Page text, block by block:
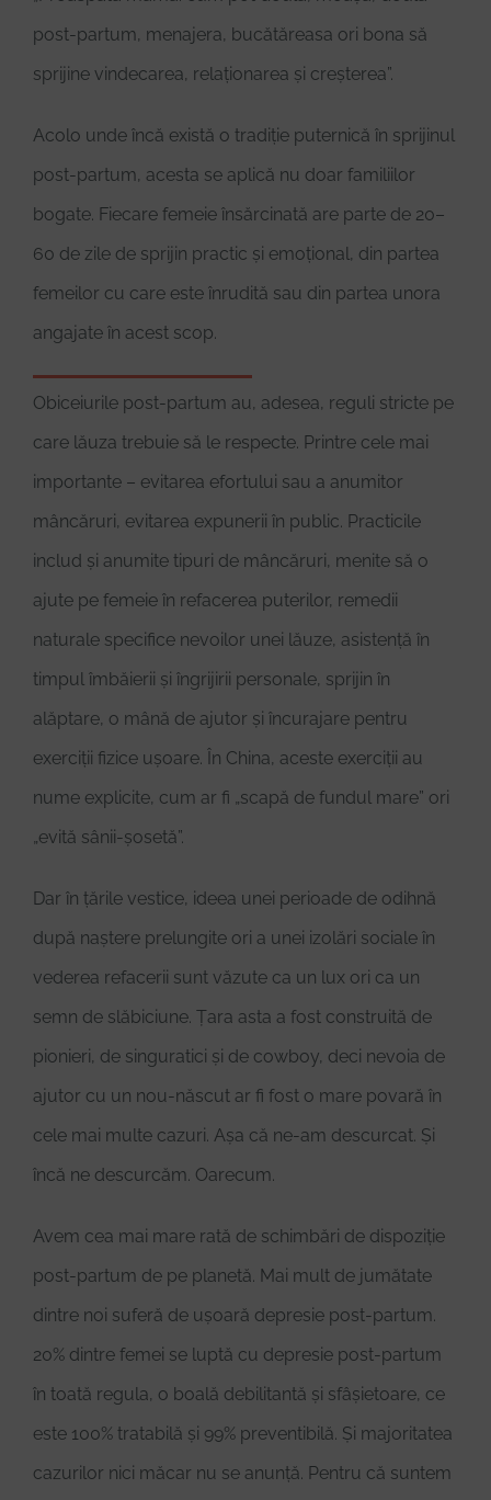
post-partum, menajera, bucătăreasa ori bona să
sprijine vindecarea, relaționarea și creșterea”.
Acolo unde încă există o tradiție puternică în sprijinul
post-partum, acesta se aplică nu doar familiilor
bogate. Fiecare femeie însărcinată are parte de 20–
60 de zile de sprijin practic și emoțional, din partea
femeilor cu care este înrudită sau din partea unora
angajate în acest scop.
Obiceiurile post-partum au, adesea, reguli stricte pe
care lăuza trebuie să le respecte. Printre cele mai
importante – evitarea efortului sau a anumitor
mâncăruri, evitarea expunerii în public. Practicile
includ și anumite tipuri de mâncăruri, menite să o
ajute pe femeie în refacerea puterilor, remedii
naturale specifice nevoilor unei lăuze, asistență în
timpul îmbăierii și îngrijirii personale, sprijin în
alăptare, o mână de ajutor și încurajare pentru
exerciții fizice ușoare. În China, aceste exerciții au
nume explicite, cum ar fi „scapă de fundul mare” ori
„evită sânii-șosetă”.
Dar în țările vestice, ideea unei perioade de odihnă
după naștere prelungite ori a unei izolări sociale în
vederea refacerii sunt văzute ca un lux ori ca un
semn de slăbiciune. Țara asta a fost construită de
pionieri, de singuratici și de cowboy, deci nevoia de
ajutor cu un nou-născut ar fi fost o mare povară în
cele mai multe cazuri. Așa că ne-am descurcat. Și
încă ne descurcăm. Oarecum.
Avem cea mai mare rată de schimbări de dispoziție
post-partum de pe planetă. Mai mult de jumătate
dintre noi suferă de ușoară depresie post-partum.
20% dintre femei se luptă cu depresie post-partum
în toată regula, o boală debilitantă și sfâșietoare, ce
este 100% tratabilă și 99% preventibilă. Și majoritatea
cazurilor nici măcar nu se anunță. Pentru că suntem